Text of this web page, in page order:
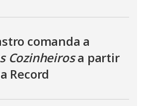
comanda a
Cozinheirosa partir
Record